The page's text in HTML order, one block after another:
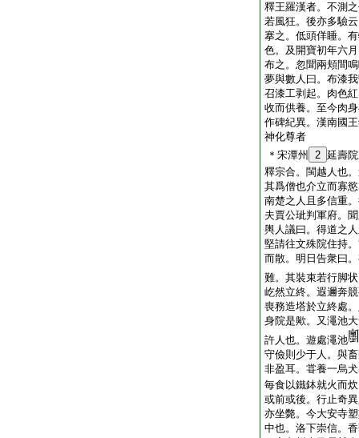
釋王羅漢者。不測
若風狂。後亦多驗
搴之。低頭佯睡。
色。及開寶初年六
布之。忽聞兩頬間
夢與數人曰。布漆
召漆工剥起。肉色
收而供養。至今肉
作碑紀異。漢南國
神化尊者
＊宋潭州
2 延壽
釋宗合。閩越人也
其爲僧也介立而寡
南楚之人且多信重
夫賈公玼判軍府。
輿人議曰。得道之
堅請往文殊院住持
而散。明日告衆曰
難。其裝束若行脚
屹然立終。遐邇奔
喪務造塔於立終處
身院是歟。又澠池
許人也。遊處澠池
守儉則少于人。與
非盈耳。甞養一烏
毎食以鐵鉢就火而
或前或後。行止奇
亦坐斃。今大安寺
中也。洛下崇信。